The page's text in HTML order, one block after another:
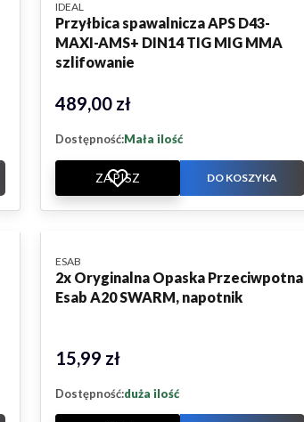
Przyłbica spawalnicza APS D43-
MAXI-AMS+ DIN14 TIG MIG MMA
szlifowanie
PRODUCENT
IDEAL
Cena
489,00 zł
Dostępność:Mała ilość
ZAPISZ DO KOSZYKA
2x Oryginalna Opaska Przeciwpotna
Esab A20 SWARM, napotnik
PRODUCENT
ESAB
Cena
15,99 zł
Dostępność:duża ilość